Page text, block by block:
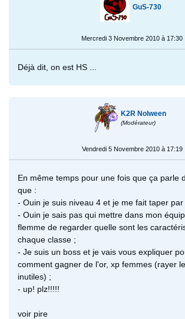
GuS-730
Mercredi 3 Novembre 2010 à 17:30
Déjà dit, on est HS ...
K2R Nolween
(Modérateur)
Vendredi 5 Novembre 2010 à 17:19
En même temps pour une fois que ça parle
que :
- Ouin je suis niveau 4 et je me fait taper
- Ouin je sais pas qui mettre dans mon
flemme de regarder quelle sont les
chaque classe ;
- Je suis un boss et je vais vous expliquer
comment gagner de l'or, xp femmes (rayer
inutiles) ;
- up! plz!!!!!
voir pire